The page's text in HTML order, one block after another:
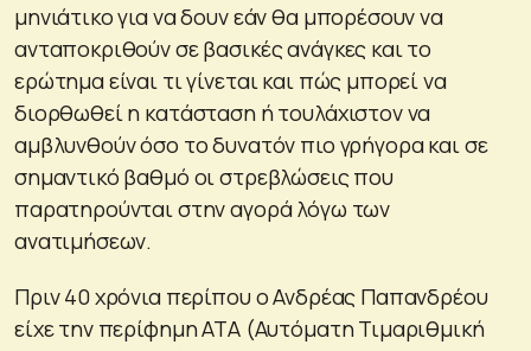
μηνιάτικο για να δουν εάν θα μπορέσουν να
ανταποκριθούν σε βασικές ανάγκες και το
ερώτημα είναι τι γίνεται και πώς μπορεί να
διορθωθεί η κατάσταση ή τουλάχιστον να
αμβλυνθούν όσο το δυνατόν πιο γρήγορα και σε
σημαντικό βαθμό οι στρεβλώσεις που
παρατηρούνται στην αγορά λόγω των
ανατιμήσεων.
Πριν 40 χρόνια περίπου ο Ανδρέας Παπανδρέου
είχε την περίφημη ΑΤΑ (Αυτόματη Τιμαριθμική